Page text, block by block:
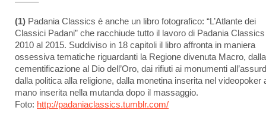
(1) Padania Classics è anche un libro fotografico: “L’Atlante dei
Classici Padani” che racchiude tutto il lavoro di Padania
2010 al 2015. Suddiviso in 18 capitoli il libro affronta in maniera
ossessiva tematiche riguardanti la Regione divenuta Macro, dalla
cementificazione al Dio dell’Oro, dai rifiuti ai monumenti
dalla politica alla religione, dalla monetina inserita nel videopoker
mano inserita nella mutanda dopo il massaggio.
Foto: http://padaniaclassics.tumblr.com/